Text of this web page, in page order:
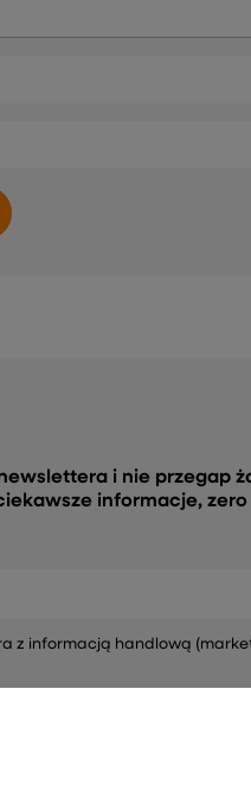
newslettera i nie przegap
informacje, zero
z informacją handlową